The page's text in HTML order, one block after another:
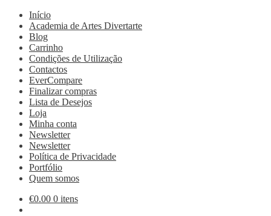
Início
Academia de Artes Divertarte
Blog
Carrinho
Condições de Utilização
Contactos
EverCompare
Finalizar compras
Lista de Desejos
Loja
Minha conta
Newsletter
Newsletter
Política de Privacidade
Portfólio
Quem somos
€0.00 0 itens